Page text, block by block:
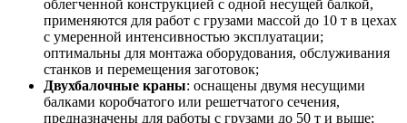
облегченной конструкцией с одной несущей балкой,
применяются для работ с грузами массой до 10 т в цехах
с умеренной интенсивностью эксплуатации;
оптимальны для монтажа оборудования, обслуживания
станков и перемещения заготовок;
Двухбалочные краны: оснащены двумя несущими
балками коробчатого или решетчатого сечения,
предназначены для работы с грузами до 50 т и выше;